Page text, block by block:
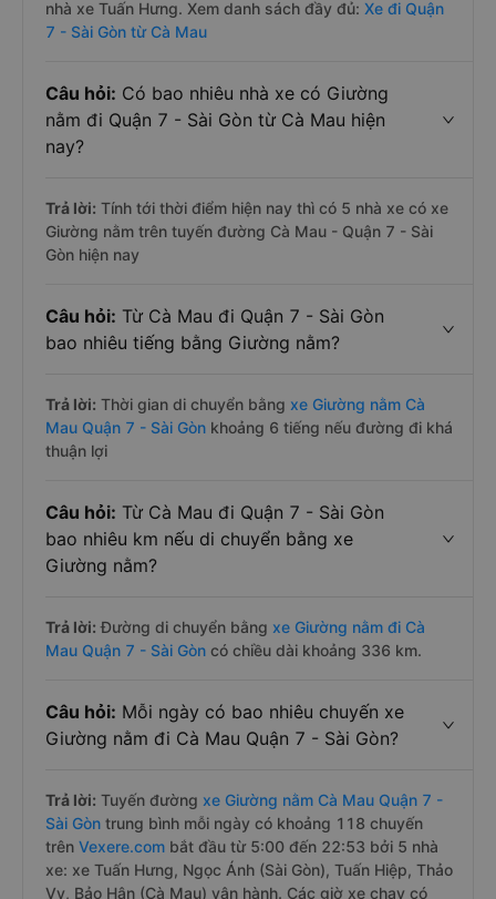
nhà xe Tuấn Hưng. Xem danh sách đầy đủ: Xe đi Quận
7 - Sài Gòn từ Cà Mau
Câu hỏi: Có bao nhiêu nhà xe có Giường
nằm đi Quận 7 - Sài Gòn từ Cà Mau hiện
nay?
Trả lời: Tính tới thời điểm hiện nay thì có 5 nhà xe có xe
Giường nằm trên tuyến đường Cà Mau - Quận 7 - Sài
Gòn hiện nay
Câu hỏi: Từ Cà Mau đi Quận 7 - Sài Gòn
bao nhiêu tiếng bằng Giường nằm?
Trả lời: Thời gian di chuyển bằng xe Giường nằm Cà
Mau Quận 7 - Sài Gòn khoảng 6 tiếng nếu đường đi khá
thuận lợi
Câu hỏi: Từ Cà Mau đi Quận 7 - Sài Gòn
bao nhiêu km nếu di chuyển bằng xe
Giường nằm?
Trả lời: Đường di chuyển bằng xe Giường nằm đi Cà
Mau Quận 7 - Sài Gòn có chiều dài khoảng 336 km.
Câu hỏi: Mỗi ngày có bao nhiêu chuyến xe
Giường nằm đi Cà Mau Quận 7 - Sài Gòn?
Trả lời: Tuyến đường xe Giường nằm Cà Mau Quận 7 -
Sài Gòn trung bình mỗi ngày có khoảng 118 chuyến
trên Vexere.com bắt đầu từ 5:00 đến 22:53 bởi 5 nhà
xe: xe Tuấn Hưng, Ngọc Ánh (Sài Gòn), Tuấn Hiệp, Thảo
Vy, Bảo Hân (Cà Mau) vận hành. Các giờ xe chạy có